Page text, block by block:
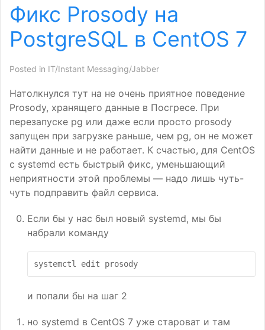
Фикс Prosody на
PostgreSQL в CentOS 7
Posted in IT/Instant Messaging/Jabber
Натолкнулся тут на не очень приятное поведение
Prosody, хранящего данные в Посгресе. При
перезапуске pg или даже если просто prosody
запущен при загрузке раньше, чем pg, он не может
найти данные и не работает. К счастью, для CentOS
с systemd есть быстрый фикс, уменьшающий
неприятности этой проблемы — надо лишь чуть-
чуть подправить файл сервиса.
Если бы у нас был новый systemd, мы бы
набрали команду
systemctl edit
и попали бы на шаг 2
но systemd в CentOS 7 уже староват и там